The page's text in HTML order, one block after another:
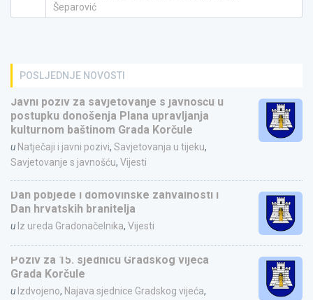
Šeparović
POSLJEDNJE NOVOSTI
Javni poziv za savjetovanje s javnošću u
postupku donošenja Plana upravljanja
kulturnom baštinom Grada Korčule
u Natječaji i javni pozivi, Savjetovanja u tijeku,
Savjetovanje s javnošću, Vijesti
Dan pobjede i domovinske zahvalnosti i
Dan hrvatskih branitelja
u Iz ureda Gradonačelnika, Vijesti
Poziv za 15. sjednicu Gradskog vijeća
Grada Korčule
u Izdvojeno, Najava sjednice Gradskog vijeća,